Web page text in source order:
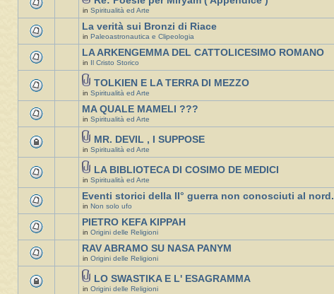
in Spiritualità ed Arte
La verità sui Bronzi di Riace
in Paleoastronautica e Clipeologia
LA ARKENGEMMA DEL CATTOLICESIMO ROMANO
in Il Cristo Storico
TOLKIEN E LA TERRA DI MEZZO
in Spiritualità ed Arte
MA QUALE MAMELI ???
in Spiritualità ed Arte
MR. DEVIL , I SUPPOSE
in Spiritualità ed Arte
LA BIBLIOTECA DI COSIMO DE MEDICI
in Spiritualità ed Arte
Eventi storici della II° guerra non conosciuti al nord.
in Non solo ufo
PIETRO KEFA KIPPAH
in Origini delle Religioni
RAV ABRAMO SU NASA PANYM
in Origini delle Religioni
LO SWASTIKA E L' ESAGRAMMA
in Origini delle Religioni